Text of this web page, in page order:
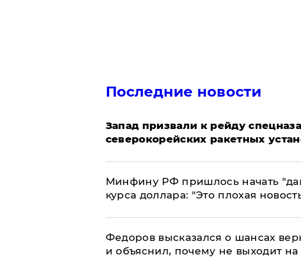
Последние новости
Запад призвали к рейду
северокорейских ракетных
Минфину РФ пришлось начать
курса доллара: "Это плохая
Федоров высказался о шансах
и объяснил, почему не выходит на